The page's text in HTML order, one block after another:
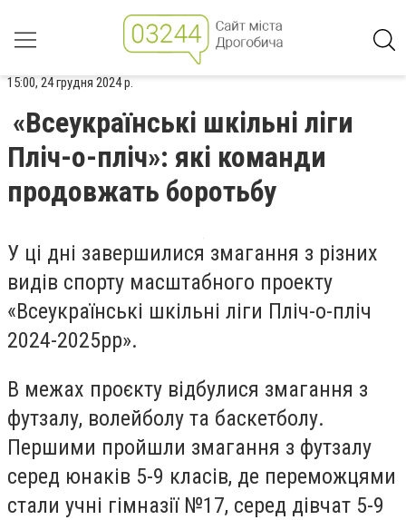
15:00, 24 грудня 2024 р.
«Всеукраїнські шкільні ліги
Пліч-о-пліч»: які команди
продовжать боротьбу
У ці дні завершилися змагання з різних
видів спорту масштабного проекту
«Всеукраїнські шкільні ліги Пліч-о-пліч
2024-2025рр».
В межах проєкту відбулися змагання з
футзалу, волейболу та баскетболу.
Першими пройшли змагання з футзалу
серед юнаків 5-9 класів, де переможцями
стали учні гімназії №17, серед дівчат 5-9